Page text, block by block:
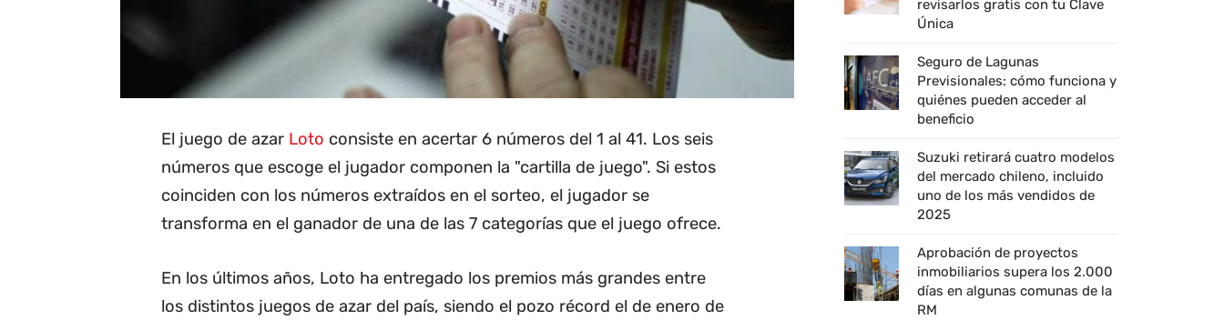
El juego de azar Loto consiste en acertar 6 números del 1 al 41. Los seis
números que escoge el jugador componen la "cartilla de juego". Si estos
coinciden con los números extraídos en el sorteo, el jugador se
transforma en el ganador de una de las 7 categorías que el juego ofrece.
En los últimos años, Loto ha entregado los premios más grandes entre
los distintos juegos de azar del país, siendo el pozo récord el de enero de
revisarlos gratis con tu Clave
Única
Seguro de Lagunas
Previsionales: cómo funciona y
quiénes pueden acceder al
beneficio
Suzuki retirará cuatro modelos
del mercado chileno, incluido
uno de los más vendidos de
2025
Aprobación de proyectos
inmobiliarios supera los 2.000
días en algunas comunas de la
RM